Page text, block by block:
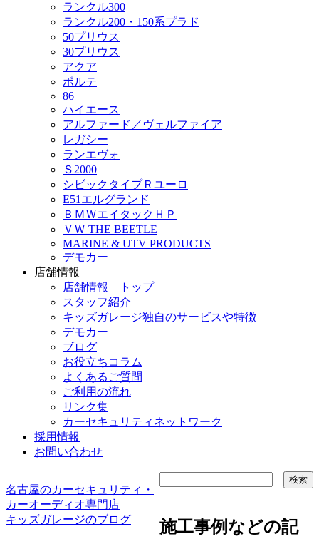
ランクル300
ランクル200・150系プラド
50プリウス
30プリウス
アクア
ポルテ
86
ハイエース
アルファード／ヴェルファイア
レガシー
ランエヴォ
Ｓ2000
シビックタイプＲユーロ
E51エルグランド
ＢＭＷエイタックＨＰ
ＶＷ THE BEETLE
MARINE & UTV PRODUCTS
デモカー
店舗情報
店舗情報 トップ
スタッフ紹介
キッズガレージ独自のサービスや特徴
デモカー
ブログ
お役立ちコラム
よくあるご質問
ご利用の流れ
リンク集
カーセキュリティネットワーク
採用情報
お問い合わせ
名古屋のカーセキュリティ・
カーオーディオ専門店
キッズガレージのブログ
施工事例などの記